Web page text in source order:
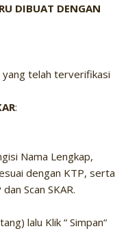
DIBUAT DENGAN
yang telah terverifikasi
:
Nama Lengkap,
dengan KTP, serta
Scan SKAR.
lalu Klik “ Simpan“